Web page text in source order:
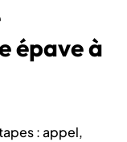
épave à
: appel,